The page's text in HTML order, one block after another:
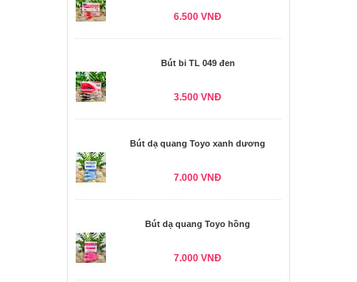
6.500 VNĐ
Bút bi TL 049 đen
3.500 VNĐ
Bút dạ quang Toyo xanh dương
7.000 VNĐ
Bút dạ quang Toyo hồng
7.000 VNĐ